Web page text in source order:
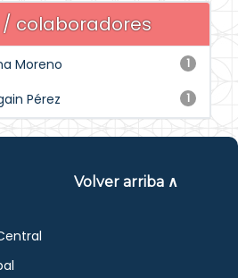
/ colaboradores
1
Moreno
1
Pérez
Volver arriba ∧